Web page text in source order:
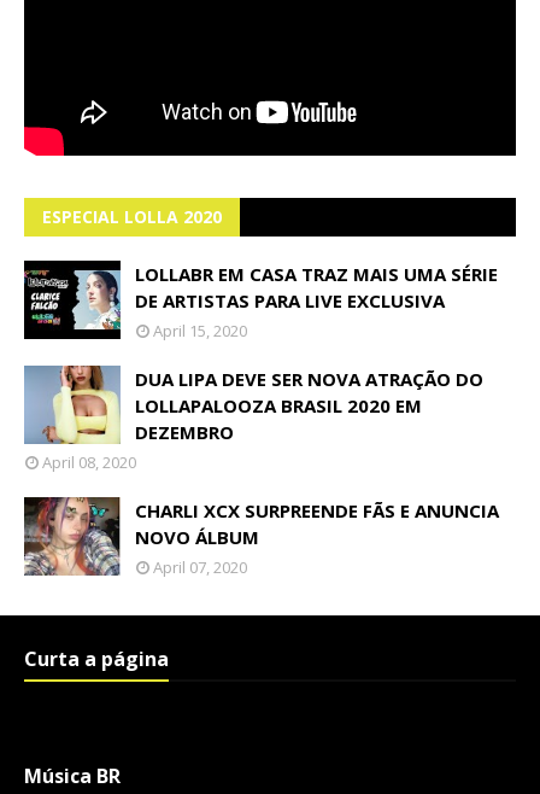
ESPECIAL LOLLA 2020
LOLLABR EM CASA TRAZ MAIS UMA SÉRIE
DE ARTISTAS PARA LIVE EXCLUSIVA
April 15, 2020
DUA LIPA DEVE SER NOVA ATRAÇÃO DO
LOLLAPALOOZA BRASIL 2020 EM
DEZEMBRO
April 08, 2020
CHARLI XCX SURPREENDE FÃS E ANUNCIA
NOVO ÁLBUM
April 07, 2020
Curta a página
Música BR